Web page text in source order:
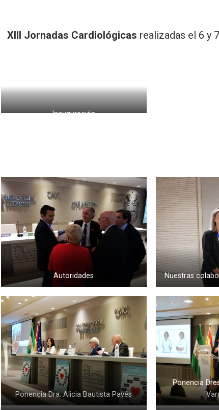
XIII Jornadas Cardiológicas realizadas el 6 y
Inauguración
Autoridades Nuestras
Ponencia Dra. Alicia Bautista Pavés
Ponencia